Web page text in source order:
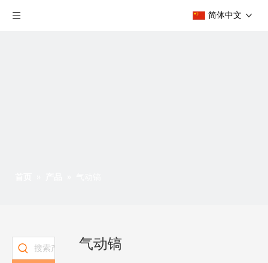
简体中文
气动镐